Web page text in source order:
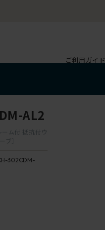
ご利用ガイド
AL2
ム付 抵抗付ウ
］
302CDM-